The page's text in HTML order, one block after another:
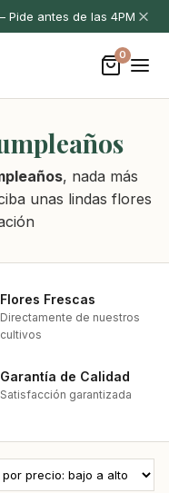
Pide antes de las 4PM
0
, nada más
unas lindas flores
Flores Frescas
Directamente de nuestros
cultivos
Garantía de Calidad
Satisfacción garantizada